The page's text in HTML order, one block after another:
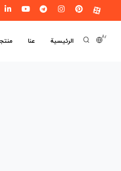
Ar
الرئیسیة عنا